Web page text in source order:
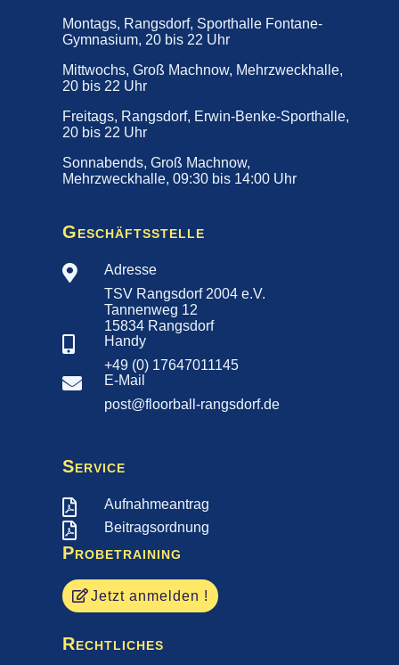
Montags, Rangsdorf, Sporthalle Fontane-
Gymnasium, 20 bis 22 Uhr
Mittwochs, Groß Machnow, Mehrzweckhalle,
20 bis 22 Uhr
Freitags, Rangsdorf, Erwin-Benke-Sporthalle,
20 bis 22 Uhr
Sonnabends, Groß Machnow,
Mehrzweckhalle, 09:30 bis 14:00 Uhr
Geschäftsstelle

Adresse
TSV Rangsdorf 2004 e.V.
Tannenweg 12
15834 Rangsdorf

Handy
+49 (0) 17647011145

E-Mail
post@floorball-rangsdorf.de
Service
 Aufnahmeantrag
 Beitragsordnung
Probetraining
Jetzt anmelden !
Rechtliches